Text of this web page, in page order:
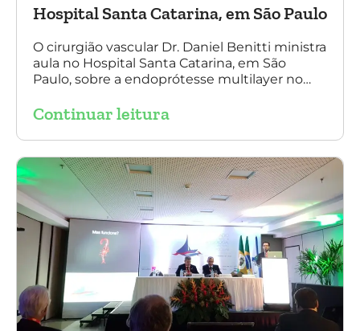
Hospital Santa Catarina, em São Paulo
O cirurgião vascular Dr. Daniel Benitti ministra
aula no Hospital Santa Catarina, em São
Paulo, sobre a endoprótesse multilayer no
experiência nacional e mundial com esta
Daniel Benitti e à direita Dr. Carlos Alberto
Fernandes Costa)
Continuar leitura